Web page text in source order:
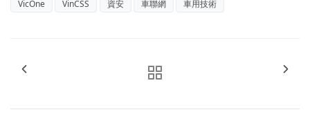
VicOne VinCSS 資安 車聯網 車用技術